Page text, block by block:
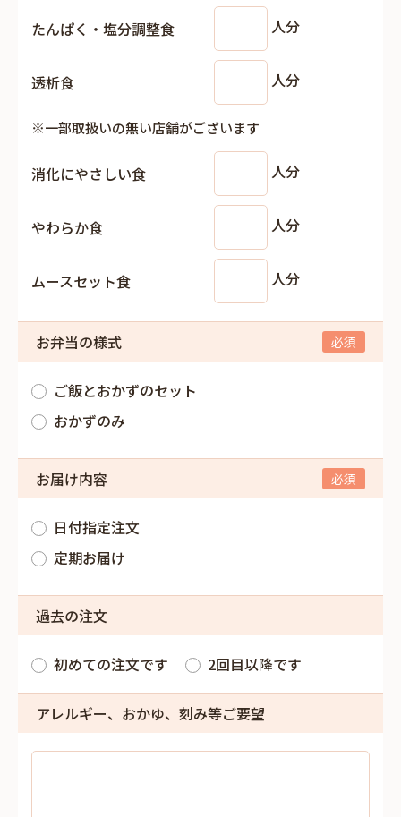
たんぱく・塩分調整食 人分
透析食 人分
※一部取扱いの無い店舗がございます
消化にやさしい食 人分
やわらか食 人分
ムースセット食 人分
お弁当の様式
ご飯とおかずのセット
おかずのみ
お届け内容
日付指定注文
定期お届け
過去の注文
初めての注文です 2回目以降です
アレルギー、おかゆ、刻み等ご要望